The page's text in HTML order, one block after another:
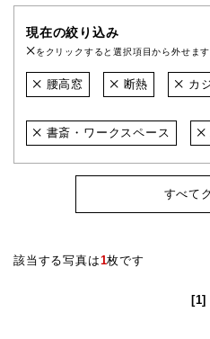
現在の絞り込み
をクリックすると選択項目から外せます
腰高窓 断熱 カ
書斎・ワークスペース
すべて
該当する写真は1枚です
[1]